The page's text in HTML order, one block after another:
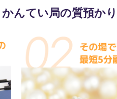
かんてい局の質預かり